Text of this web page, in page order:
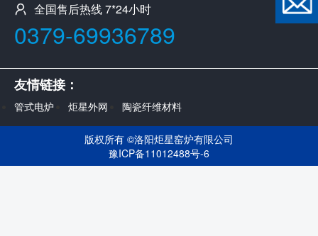
全国售后热线 7*24小时
0379-69936789
友情链接：
管式电炉 炬星外网 陶瓷纤维材料
版权所有 ©洛阳炬星窑炉有限公司
豫ICP备11012488号-6